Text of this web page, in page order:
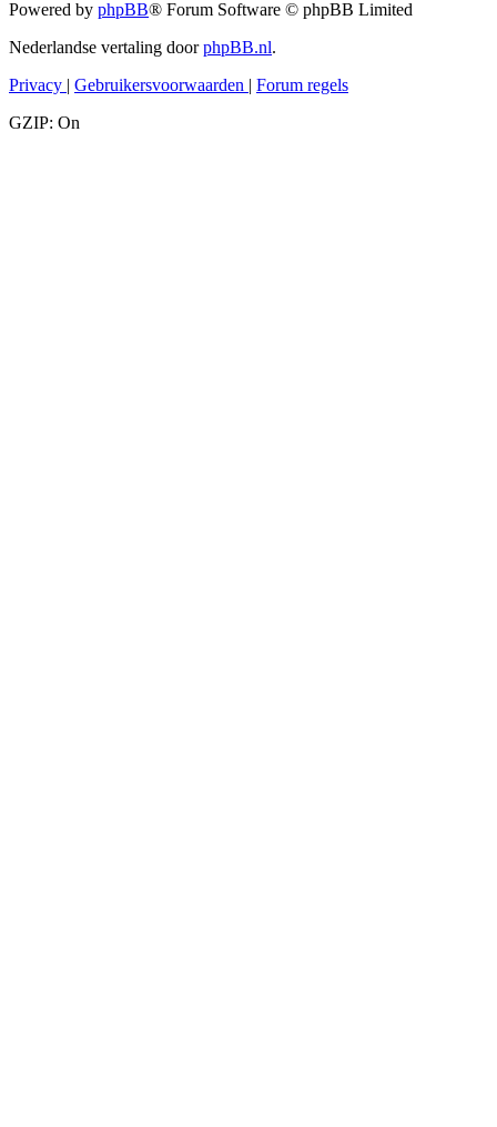
Powered by phpBB® Forum Software © phpBB Limited
Nederlandse vertaling doorphpBB.nl.
Privacy | Gebruikersvoorwaarden | Forum regels
GZIP: On